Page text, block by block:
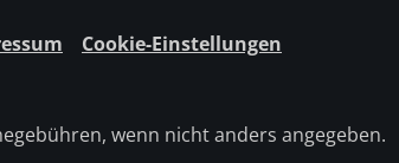
Cookie-Einstellungen
wenn nicht anders angegeben.